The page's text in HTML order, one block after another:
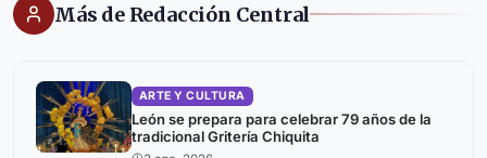
Más de Redacción Central
ARTE Y CULTURA
León se prepara para celebrar 79 años de la
tradicional Gritería Chiquita